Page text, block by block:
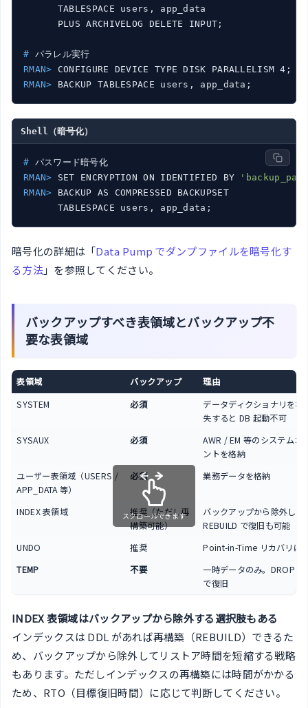
      TABLESPACE users, app_data
# パラレル実行
RMAN> CONFIGURE DEVICE TYPE DISK PARALLELISM 4;
RMAN> BACKUP TABLESPACE users, app_data;
Shell（暗号化）
# パスワード暗号化
RMAN> SET ENCRYPTION ON IDENTIFIED BY
RMAN> BACKUP AS COMPRESSED BACKUPSET
暗号化の詳細は「Data Pump でダンプファイルを暗号化す
る方法」を参照してください。
バックアップすべき表領域とバックアップ不
要な表領域
表領域 バックアップ
理由
SYSTEM
必須
データディクショナリを格
失すると DB 起動不可
SYSAUX
必須
AWR / EM 等のシステムコ
ントを格納
ユーザー表領域（USERS /
APP_DATA 等）
必須 業務データを格納
INDEX 表領域
推奨（ただし再
構築可能）
バックアップから除外して
REBUILD で復旧も可能
UNDO
推奨
Point-in-Time リカバリに
TEMP
不要
一時データのみ。DROP +
で復旧
スクロールできます
INDEX 表領域はバックアップから除外する選択肢もある
インデックスは DDL があれば再構築（REBUILD）できるた
め、バックアップから除外してリストア時間を短縮する戦略
もあります。ただしインデックスの再構築には時間がかかる
ため、RTO（目標復旧時間）に応じて判断してください。